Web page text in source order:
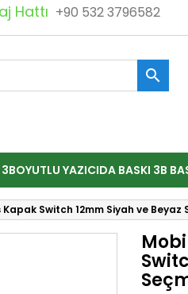
Hattı +90 532 3796582

YAZICIDA BASKI 3B
Switch 12mm Siyah ve Beyaz